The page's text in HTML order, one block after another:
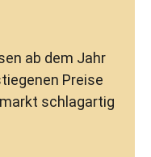
ab dem Jahr
Preise
schlagartig